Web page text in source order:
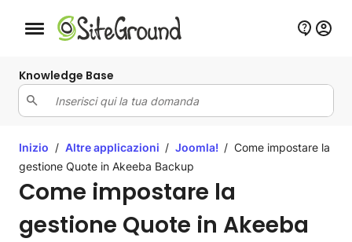
Bottone navigazione da mobile
Knowledge Base
Inizio / Altre applicazioni / Joomla! / Come impostare la
gestione Quote in Akeeba Backup
Come impostare la
gestione Quote in Akeeba